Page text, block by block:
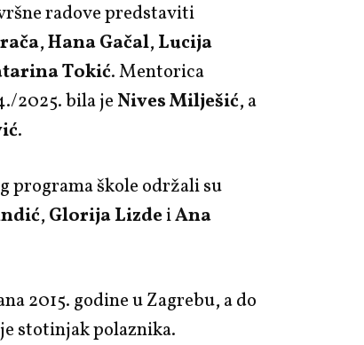
radove predstaviti
,Hana Gačal, Lucija
Tokić. Mentorica
2025. bila je Nives Milješić, a
.
programa škole održali su
, Glorija Lizde iAna
2015. godine u Zagrebu, a do
stotinjak polaznika.